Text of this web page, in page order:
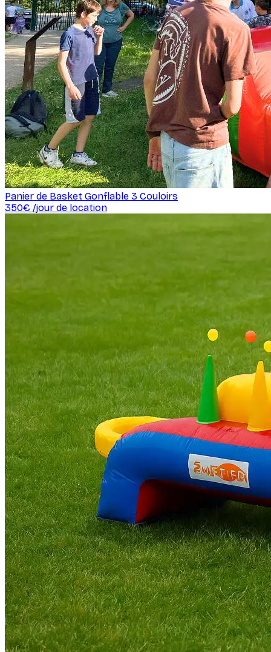
Panier de Basket Gonflable 3 Couloirs
350€ /jour de location